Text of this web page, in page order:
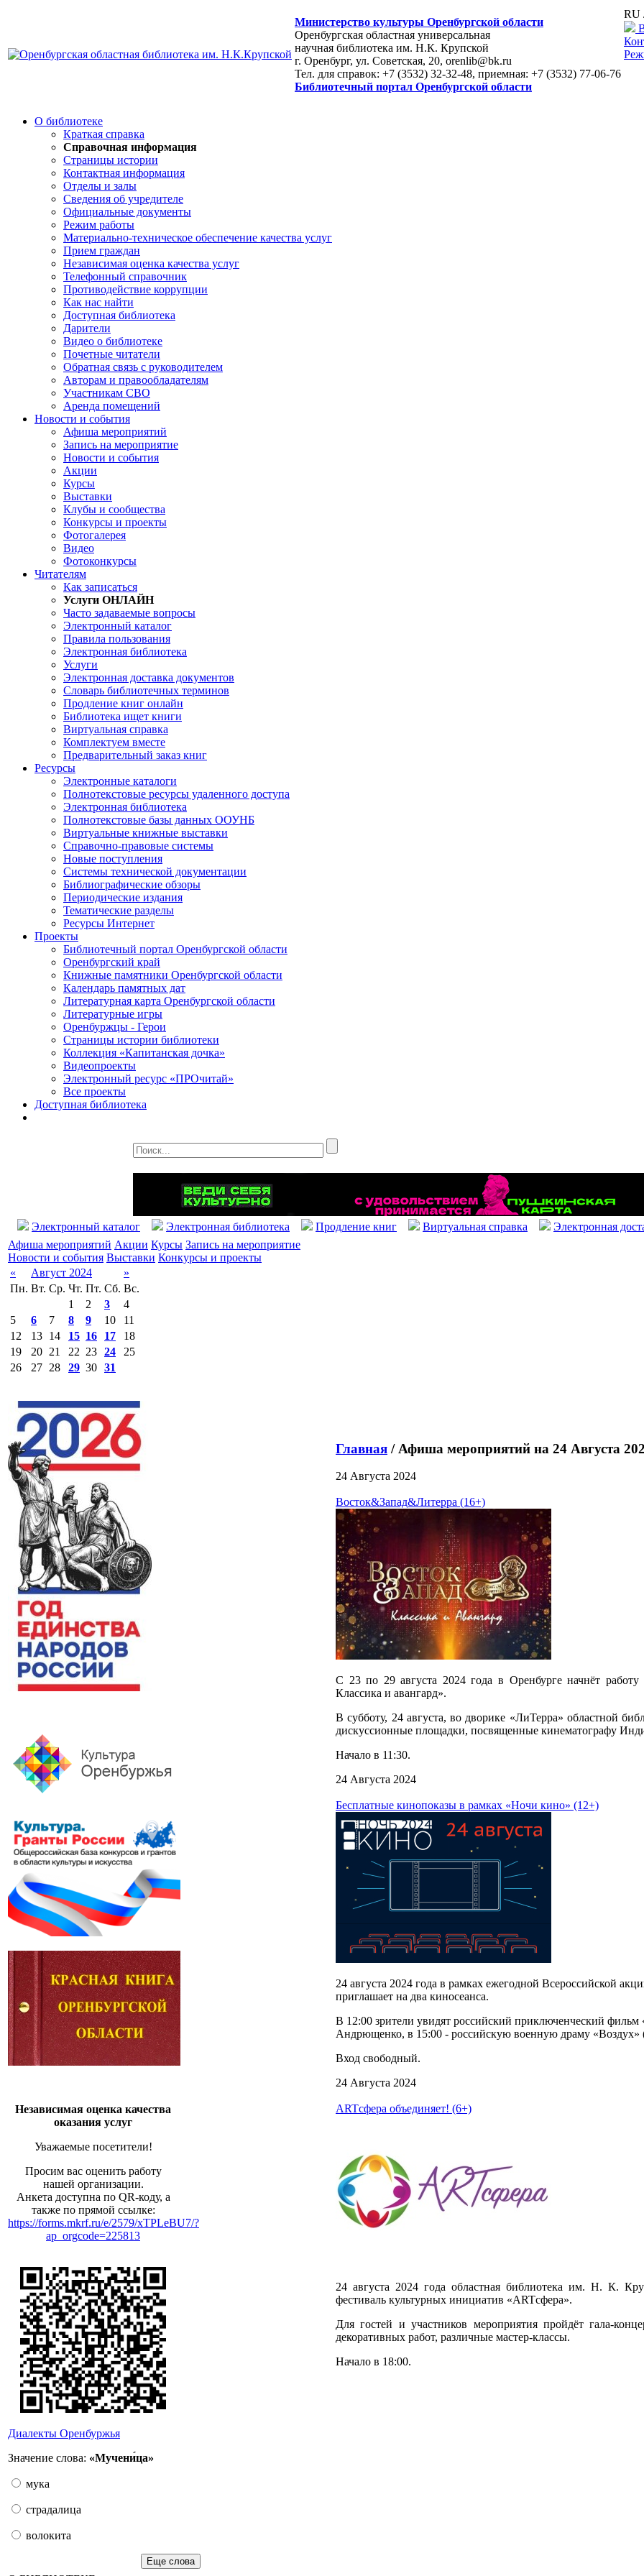
Министерство культуры Оренбургской области
Оренбургская областная универсальная
научная библиотека им. Н.К. Крупской
г. Оренбург, ул. Советская, 20, orenlib@bk.ru
Тел. для справок: +7 (3532) 32-32-48, приемная: +7 (3532) 77-06-76
Библиотечный портал Оренбургской области
RU
О библиотеке
Краткая справка
Справочная информация
Страницы истории
Контактная информация
Отделы и залы
Сведения об учредителе
Официальные документы
Режим работы
Материально-техническое обеспечение качества услуг
Прием граждан
Независимая оценка качества услуг
Телефонный справочник
Противодействие коррупции
Как нас найти
Доступная библиотека
Дарители
Видео о библиотеке
Почетные читатели
Обратная связь с руководителем
Авторам и правообладателям
Участникам СВО
Аренда помещений
Новости и события
Афиша мероприятий
Запись на мероприятие
Новости и события
Акции
Курсы
Выставки
Клубы и сообщества
Конкурсы и проекты
Фотогалерея
Видео
Фотоконкурсы
Читателям
Как записаться
Услуги ОНЛАЙН
Часто задаваемые вопросы
Электронный каталог
Правила пользования
Электронная библиотека
Услуги
Электронная доставка документов
Словарь библиотечных терминов
Продление книг онлайн
Библиотека ищет книги
Виртуальная справка
Комплектуем вместе
Предварительный заказ книг
Ресурсы
Электронные каталоги
Полнотекстовые ресурсы удаленного доступа
Электронная библиотека
Полнотекстовые базы данных ООУНБ
Виртуальные книжные выставки
Справочно-правовые системы
Новые поступления
Cистемы технической документации
Библиографические обзоры
Периодические издания
Тематические разделы
Ресурсы Интернет
Проекты
Библиотечный портал Оренбургской области
Оренбургский край
Книжные памятники Оренбургской области
Календарь памятных дат
Литературная карта Оренбургской области
Литературные игры
Оренбуржцы - Герои
Страницы истории библиотеки
Коллекция «Капитанская дочка»
Видеопроекты
Электронный ресурс «ПРОчитай»
Все проекты
Доступная библиотека
Электронный каталог Электронная библиотека Продление книг Виртуальная справка
Электронная
Афиша мероприятий Акции Курсы Запись на мероприятие
Новости и события Выставки Конкурсы и проекты
«
Август 2024
»
Пн. Вт. Ср. Чт. Пт. Сб. Вс.
1
2 3
4
5
6 7 8 9 10
11
12
13 14 15 16 17
18
19
20 21 22 23 24
25
26
27 28 29 30 31
Независимая оценка качества
оказания услуг
Уважаемые посетители!
Просим вас оценить работу
нашей организации.
Анкета доступна по QR-коду, а
также по прямой ссылке:
https://forms.mkrf.ru/e/2579/xTPLeBU7/?
ap_orgcode=225813
Диалекты Оренбуржья
Значение слова: «Мучени́ца»
мука
страдалица
волокита
Еще слова
Главная / Афиша мероприятий на 24 Августа
24 Августа 2024
Восток&Запад&Литерра (16+)
С 23 по 29 августа 2024 года в Оренбурге начнёт
Классика и авангард».
В субботу, 24 августа, во дворике «ЛиТерра» областной
дискуссионные площадки, посвященные кинематографу
Начало в 11:30.
24 Августа 2024
Бесплатные кинопоказы в рамках «Ночи кино» (12+)
24 августа 2024 года в рамках ежегодной Всероссийской
приглашает на два киносеанса.
В 12:00 зрители увидят российский приключенческий
Андрющенко, в 15:00 - российскую военную драму «Воздух»
Вход свободный.
24 Августа 2024
ARTсфера объединяет! (6+)
24 августа 2024 года областная библиотека им. Н. К.
фестиваль культурных инициатив «ARTсфера».
Для гостей и участников мероприятия пройдёт гала-
декоративных работ, различные мастер-классы.
Начало в 18:00.